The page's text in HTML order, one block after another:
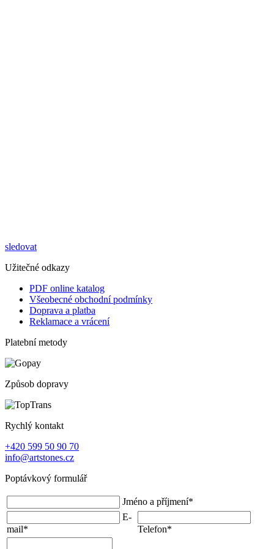
sledovat
Užitečné odkazy
PDF online katalog
Všeobecné obchodní podmínky
Doprava a platba
Reklamace a vrácení
Platební metody
Způsob dopravy
Rychlý kontakt
+420 599 50 90 70
info@artstones.cz
Poptávkový formulář
Jméno a příjmení*
E-
mail* Telefon*